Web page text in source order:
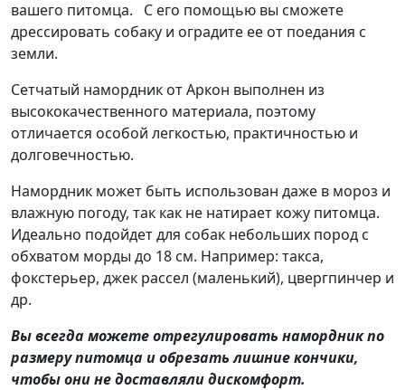
вашего питомца. С его помощью вы сможете
дрессировать собаку и оградите ее от поедания с
земли.
Сетчатый намордник от Аркон выполнен из
высококачественного материала, поэтому
отличается особой легкостью, практичностью и
долговечностью.
Намордник может быть использован даже в мороз и
влажную погоду, так как не натирает кожу питомца.
Идеально подойдет для собак небольших пород с
обхватом морды до 18 см. Например: такса,
фокстерьер, джек рассел (маленький), цвергпинчер и
др.
Вы всегда можете отрегулировать намордник по
размеру питомца и обрезать лишние кончики,
чтобы они не доставляли дискомфорт.